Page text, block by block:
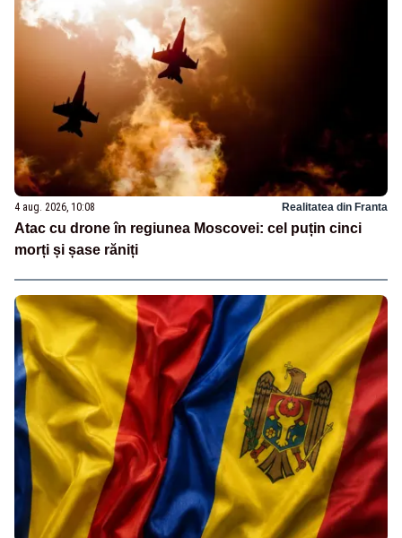
4 aug. 2026, 10:08 Realitatea din Franta
Atac cu drone în regiunea Moscovei: cel puțin cinci
morți și șase răniți